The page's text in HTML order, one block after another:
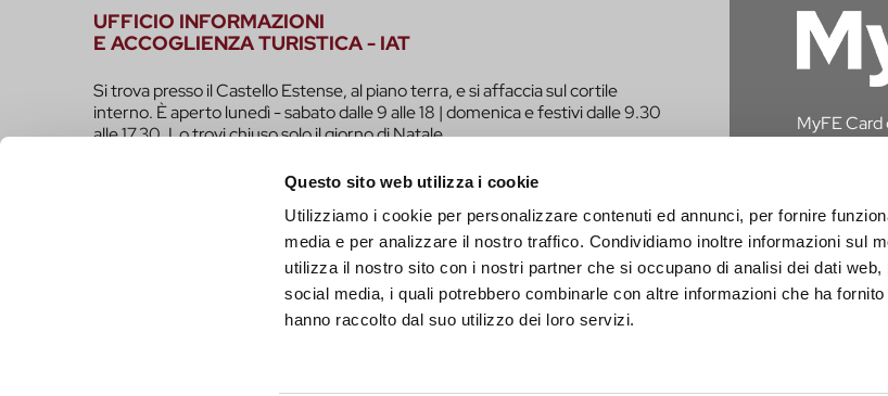
Questo sito web utilizza i cookie
Utilizziamo i cookie per personalizzare contenuti ed annunci, per fornire
media e per analizzare il nostro traffico. Condividiamo inoltre informazioni sul
utilizza il nostro sito con i nostri partner che si occupano di analisi dei dati web,
social media, i quali potrebbero combinarle con altre informazioni che ha
hanno raccolto dal suo utilizzo dei loro servizi.
UFFICIO INFORMAZIONI
E ACCOGLIENZA TURISTICA - IAT
Si trova presso il Castello Estense, al piano terra, e si affaccia sul cortile
interno. È aperto lunedì - sabato dalle 9 alle 18 | domenica e festivi dalle 9.30
alle 17.30. Lo trovi chiuso solo il giorno di Natale.
infotur@comune.fe.it 0532-419190
SEI UN OPERATORE TURISTICO E VUOI ESSERE CONTATTATO PER
FARE PARTE DEL PROGETTO INFERRARA?
MyFE Card
hai diritto
SCOPRI